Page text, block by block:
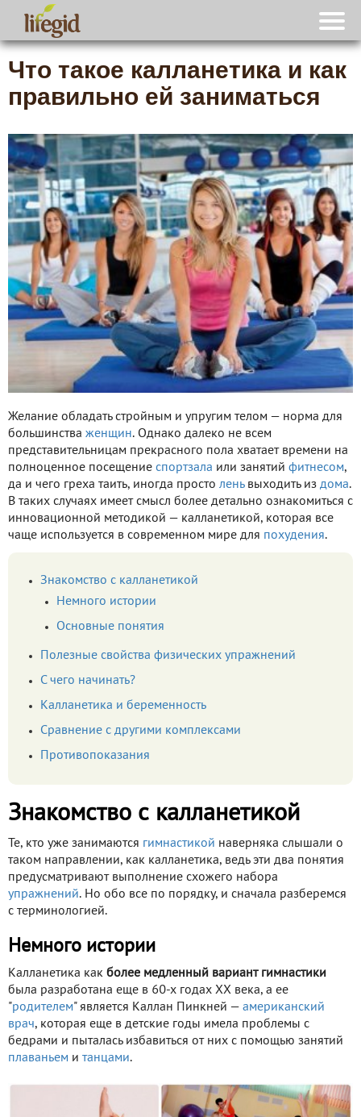
Что такое калланетика и как
правильно ей заниматься
Желание обладать стройным и упругим телом — норма для
большинства женщин. Однако далеко не всем
представительницам прекрасного пола хватает времени на
полноценное посещение спортзала или занятий фитнесом,
да и чего греха таить, иногда просто леньвыходить из дома.
В таких случаях имеет смысл более детально ознакомиться с
инновационной методикой — калланетикой, которая все
чаще используется в современном мире для похудения.
Знакомство с калланетикой
Немного истории
Основные понятия
Полезные свойства физических упражнений
С чего начинать?
Калланетика и беременность
Сравнение с другими комплексами
Противопоказания
Знакомство с калланетикой
Те, кто уже занимаются гимнастикой наверняка слышали о
таком направлении, как калланетика, ведь эти два понятия
предусматривают выполнение схожего набора
упражнений. Но обо все по порядку, и сначала разберемся
с терминологией.
Немного истории
Калланетика как более медленный вариант гимнастики
была разработана еще в 60-х годах ХХ века, а ее
"родителем" является Каллан Пинкней — американский
врач, которая еще в детские годы имела проблемы с
бедрами и пыталась избавиться от них с помощью занятий
плаваньем и танцами.